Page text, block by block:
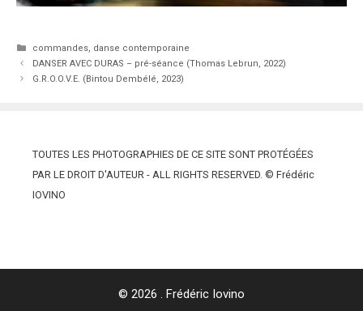
Catégories
commandes, danse contemporaine
DANSER AVEC DURAS – pré-séance (Thomas Lebrun, 2022)
G.R.O.O.V.E. (Bintou Dembélé, 2023)
TOUTES LES PHOTOGRAPHIES DE CE SITE SONT PROTÉGÉES
PAR LE DROIT D'AUTEUR - ALL RIGHTS RESERVED. © Frédéric
IOVINO
© 2026 . Frédéric Iovino